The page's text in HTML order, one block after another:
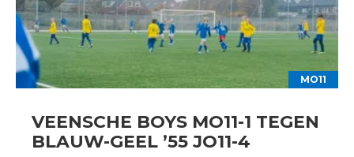
MO11
VEENSCHE BOYS MO11-1 TEGEN
BLAUW-GEEL ’55 JO11-4